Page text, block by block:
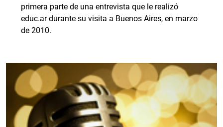
primera parte de una entrevista que le realizó
educ.ar durante su visita a Buenos Aires, en marzo
de 2010.